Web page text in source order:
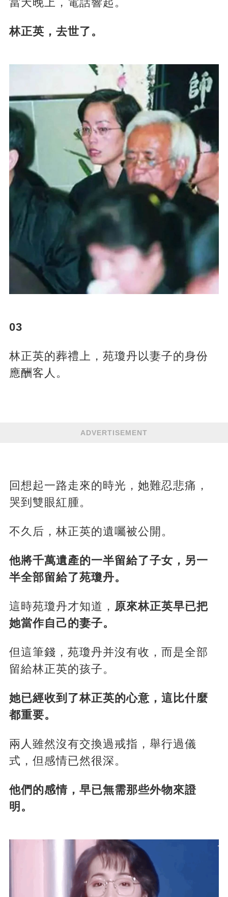
林正英，去世了。
03
林正英的葬禮上，苑瓊丹以妻子的身份
應酬客人。
ADVERTISEMENT
回想起一路走來的時光，她難忍悲痛，
哭到雙眼紅腫。
不久后，林正英的遺囑被公開。
他將千萬遺產的一半留給了子女，另一
半全部留給了苑瓊丹。
這時苑瓊丹才知道， 原來林正英早已把
她當作自己的妻子。
但這筆錢，苑瓊丹并沒有收，而是全部
留給林正英的孩子。
她已經收到了林正英的心意，這比什麼
都重要。
兩人雖然沒有交換過戒指，舉行過儀
式，但感情已然很深。
他們的感情，早已無需那些外物來證
明。